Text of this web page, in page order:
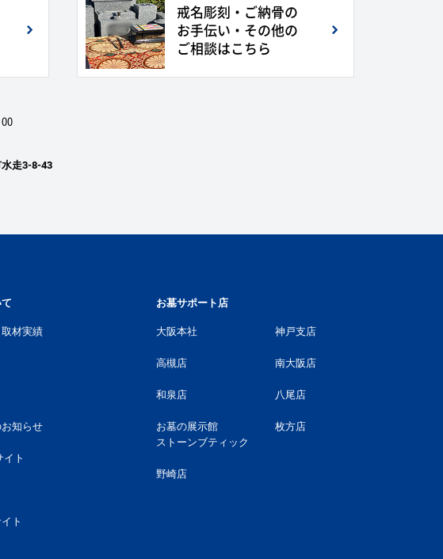
戒名彫刻・ご納骨の
お手伝い・その他の
ご相談はこちら
走3-8-43
材実績
知らせ
イト
ト
お墓サポート店
大阪本社 神戸支店
高槻店 南大阪店
和泉店 八尾店
お墓の展示館
ストーンブティック
枚方店
野崎店